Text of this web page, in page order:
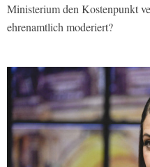
Ministerium den Kostenpunkt
ehrenamtlich moderiert?